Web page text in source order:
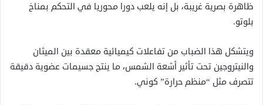
ظاهرة بصرية غريبة، بل إنه يلعب دورا محوريا في التحكم بمناخ
بلوتو.
ويتشكل هذا الضباب من تفاعلات كيميائية معقدة بين الميثان
والنيتروجين تحت تأثير أشعة الشمس، ما ينتج جسيمات عضوية دقيقة
تتصرف مثل “منظم حرارة” كوني.